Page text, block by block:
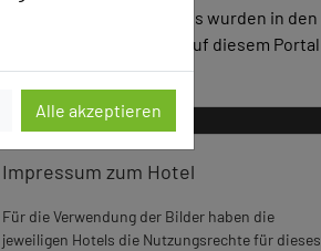
Alle akzeptieren
2705 Seiten dieses Hotels wurden in den
vergangenen 30 Tagen auf diesem Portal
aufgerufen.
Impressum zum Hotel
Für die Verwendung der Bilder haben die
jeweiligen Hotels die Nutzungsrechte für dieses